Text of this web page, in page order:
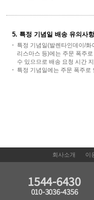
5. 특정 기념일 배송 유의사항
특정 기념일(발렌타인데이/
리스마스 등)에는 주문 폭주
수 있으므로 배송 요청 시간
특정 기념일에는 주문 폭주로
회사소개 이
1544-6430
010-3036-4356